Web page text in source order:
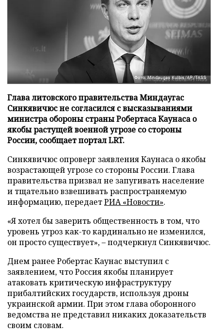
Фото: Mindaugas Kulbis/AP/TASS
Глава литовского правительства Миндаугас
Синкявичюс не согласился с высказываниями
министра обороны страны Робертаса Каунаса о
якобы растущей военной угрозе со стороны
России, сообщает портал LRT.
Синкявичюс опроверг заявления Каунаса о якобы
возрастающей угрозе со стороны России. Глава
правительства призвал не запугивать население
и тщательно взвешивать распространяемую
информацию, передаетРИА «Новости».
«Я хотел бы заверить общественность в том, что
уровень угроз как-то кардинально не изменился,
он просто существует», – подчеркнул Синкявичюс.
Днем ранее Робертас Каунас выступил с
заявлением, что Россия якобы планирует
атаковать критическую инфраструктуру
прибалтийских государств, используя дроны
украинской армии. При этом глава оборонного
ведомства не представил никаких доказательств
своим словам.